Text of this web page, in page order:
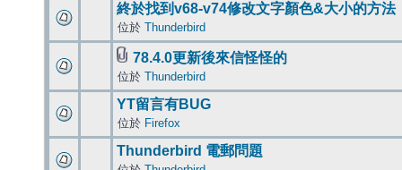
終於找到v68-v74修改文字顏色&大小的方法
位於 Thunderbird
78.4.0更新後來信怪怪的
位於 Thunderbird
YT留言有BUG
位於 Firefox
Thunderbird 電郵問題